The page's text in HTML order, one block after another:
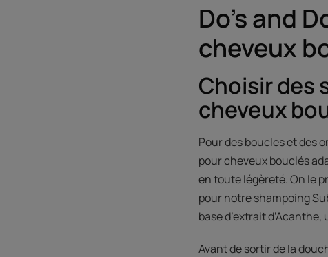
Do’s and
cheveux
Choisir des
cheveux
Pour des boucles et des
pour cheveux bouclés
en toute légèreté. On le
pour notre shampoing
base d’extrait
Avant de sortir de la